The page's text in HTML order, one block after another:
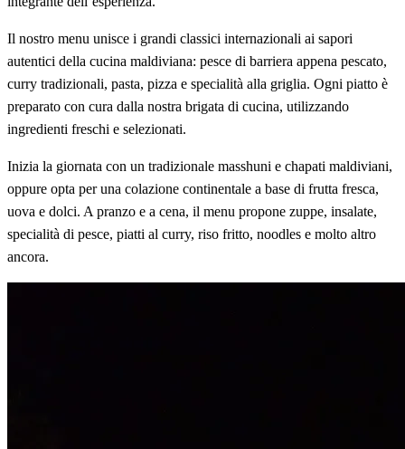
Il nostro menu unisce i grandi classici internazionali ai sapori
autentici della cucina maldiviana: pesce di barriera appena pescato,
curry tradizionali, pasta, pizza e specialità alla griglia. Ogni piatto è
preparato con cura dalla nostra brigata di cucina, utilizzando
ingredienti freschi e selezionati.
Inizia la giornata con un tradizionale masshuni e chapati maldiviani,
oppure opta per una colazione continentale a base di frutta fresca,
uova e dolci. A pranzo e a cena, il menu propone zuppe, insalate,
specialità di pesce, piatti al curry, riso fritto, noodles e molto altro
ancora.